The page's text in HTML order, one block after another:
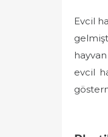
Evcil
evcil